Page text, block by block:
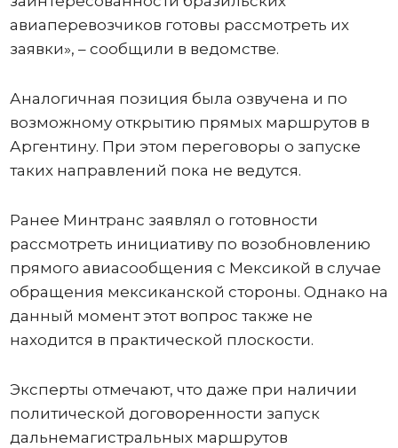
авиаперевозчиков готовы рассмотреть их
заявки», – сообщили в ведомстве.
Аналогичная позиция была озвучена и по
возможному открытию прямых маршрутов в
Аргентину. При этом переговоры о запуске
таких направлений пока не ведутся.
Ранее Минтранс заявлял о готовности
рассмотреть инициативу по возобновлению
прямого авиасообщения с Мексикой в случае
обращения мексиканской стороны. Однако на
данный момент этот вопрос также не
находится в практической плоскости.
Эксперты отмечают, что даже при наличии
политической договоренности запуск
дальнемагистральных маршрутов